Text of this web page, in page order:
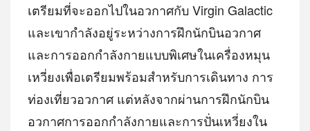
เตรียมที่จะออกไปในอวกาศกับ Virgin Galactic
และเขากำลังอยู่ระหว่างการฝึกนักบินอวกาศ
และการออกกำลังกายแบบพิเศษในเครื่องหมุน
เหวี่ยงเพื่อเตรียมพร้อมสำหรับการเดินทาง การ
ท่องเที่ยวอวกาศ แต่หลังจากผ่านการฝึกนักบิน
อวกาศการออกกำลังกายและการปั่นเหวี่ยงใน